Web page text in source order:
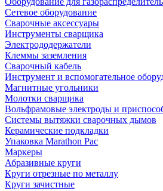
Сетевое оборудование
Сварочные аксессуары
Инструменты сварщика
Электрододержатели
Клеммы заземления
Сварочный кабель
Инструмент и вспомогательное
Магнитные угольники
Молотки сварщика
Вольфрамовые электроды и
Системы вытяжки сварочных дымов
Керамические подкладки
Упаковка Marathon Pac
Маркеры
Абразивные круги
Круги отрезные по металлу
Круги зачистные